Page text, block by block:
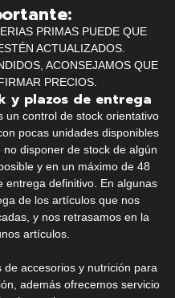
PRIMAS PUEDE QUE
ACTUALIZADOS.
ACONSEJAMOS QUE
PRECIOS.
y plazos de entrega
un control de stock orientativo
pocas unidades disponibles
disponer de stock de algún
y en un máximo de 48
entrega definitivo. En algunas
de los artículos que nos
y nos retrasamos en la
artículos.
accesorios y nutrición para
además ofrecemos servicio